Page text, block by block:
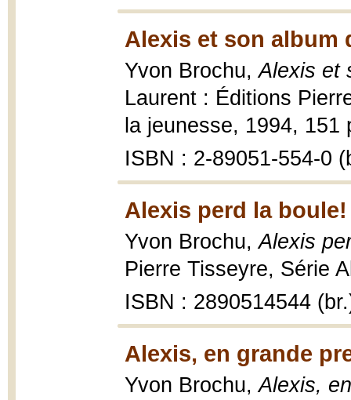
Alexis et son album
Yvon Brochu,Alexis et
Laurent : Éditions
la jeunesse, 1994,
ISBN : 2-89051-554-0
Alexis perd la boule!
Yvon Brochu,Alexis
Pierre Tisseyre, Série
ISBN : 2890514544
Alexis, en grande
Yvon Brochu,Alexis,